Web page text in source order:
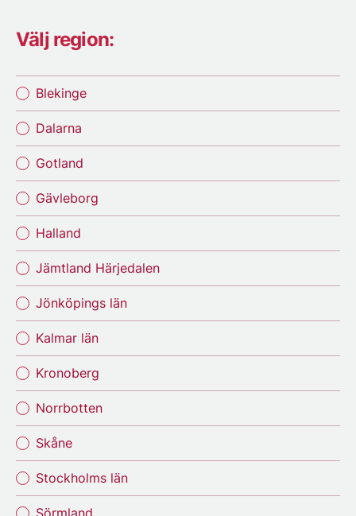
Välj region:
Blekinge
Dalarna
Gotland
Gävleborg
Halland
Jämtland Härjedalen
Jönköpings län
Kalmar län
Kronoberg
Norrbotten
Skåne
Stockholms län
Sörmland